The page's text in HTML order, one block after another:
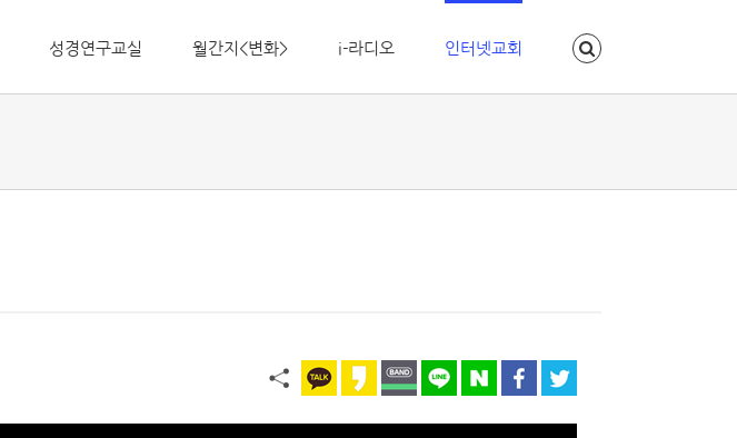
성경연구교실 월간지<변화> i-라디오 인터넷교회